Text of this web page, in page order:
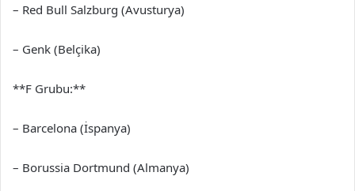
– Red Bull Salzburg (Avusturya)
– Genk (Belçika)
**F Grubu:**
– Barcelona (İspanya)
– Borussia Dortmund (Almanya)